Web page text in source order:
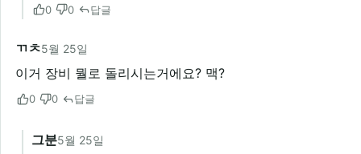
0 0 답글
ㄲㅊ5월 25일
이거 장비 뭘로 돌리시는거에요? 맥?
0 0 답글
그분5월 25일